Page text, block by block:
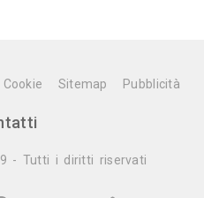
Cookie Sitemap Pubblicità
- Tutti i diritti riservati